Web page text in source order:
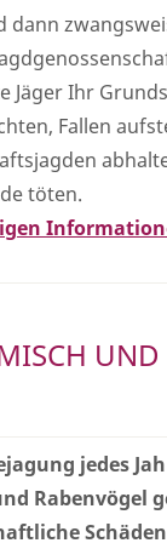
dann
Jäger Ihr
Fallen
töten.
UND
jedes
Rabenvögel